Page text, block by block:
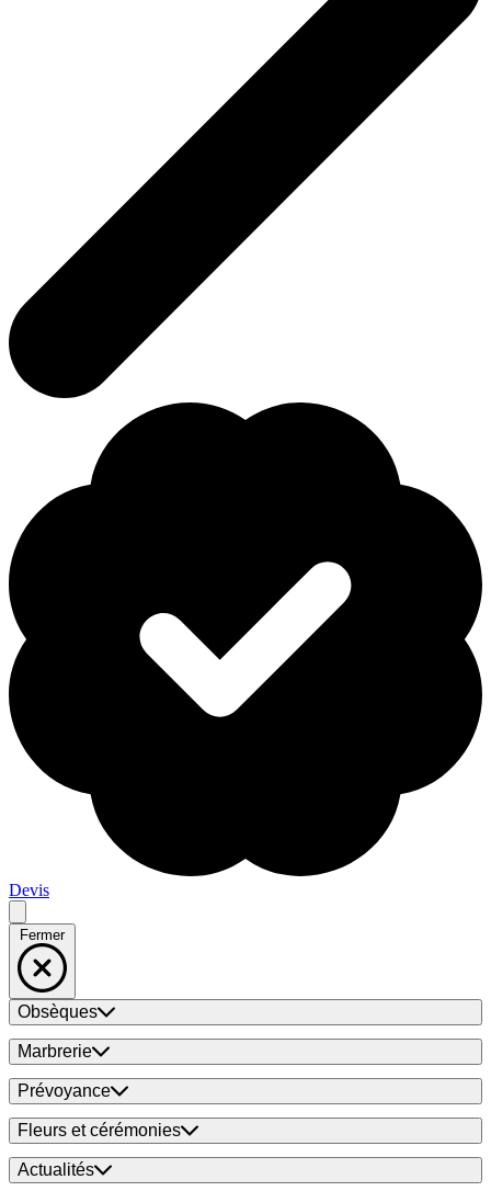
Devis
Fermer
Obsèques
Marbrerie
Prévoyance
Fleurs et cérémonies
Actualités